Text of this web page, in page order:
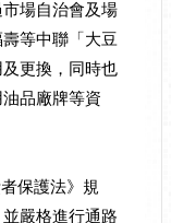
場自治會及場
等中聯「大豆
更換，同時也
品廠牌等資
保護法》規
嚴格進行通路